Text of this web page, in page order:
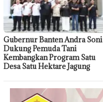
Gubernur Banten Andra Soni
Dukung Pemuda Tani
Kembangkan Program Satu
Desa Satu Hektare Jagung